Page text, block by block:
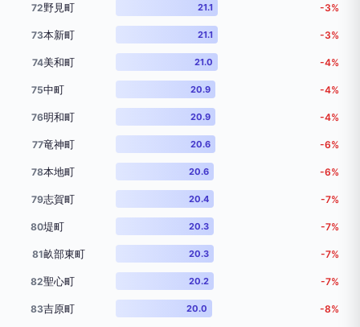
72野見町 21.1 -3%
73本新町 21.1 -3%
74美和町 21.0 -4%
75中町 20.9 -4%
76明和町 20.9 -4%
77竜神町 20.6 -6%
78本地町 20.6 -6%
79志賀町 20.4 -7%
80堤町 20.3 -7%
81畝部東町 20.3 -7%
82聖心町 20.2 -7%
83吉原町 20.0 -8%